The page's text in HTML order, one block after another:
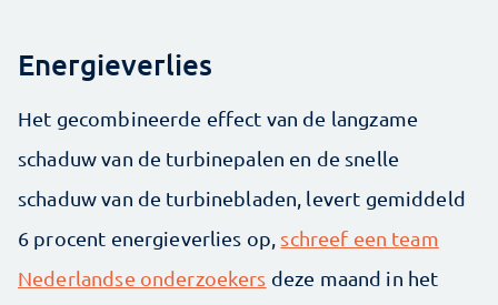
Energieverlies
Het gecombineerde effect van de langzame
schaduw van de turbinepalen en de snelle
schaduw van de turbinebladen, levert gemiddeld
6 procent energieverlies op, schreef een team
Nederlandse onderzoekers deze maand in het